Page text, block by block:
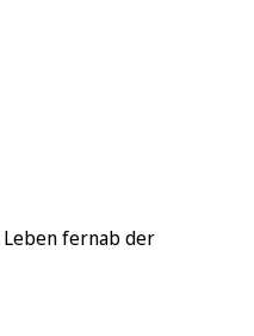
Leben fernab der